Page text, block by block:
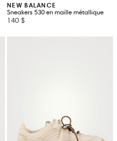
NEW BALANCE
Sneakers 530 en maille métallique
140 $